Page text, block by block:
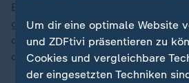
Elfmeter verwandelte. Russo hatte
gefoult. Danach ließ Berger einen
durch ihre Hände gleiten und
das 3:4 (81.).
Um dir eine optimale Website
und ZDFtivi präsentieren zu
Cookies und vergleichbare
der eingesetzten Techniken